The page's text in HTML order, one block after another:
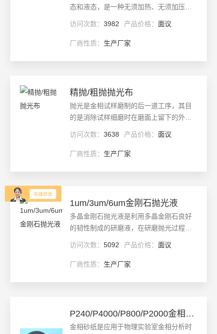
态和液态，是一种无须加热、无须加压、
较高收缩性的普通金相样品特别研制,它的
访问次数： 3982 产品价格： 面议
厂商性质： 生产厂家
更新日期：2025-04-21
精抛/粗抛抛光布
抛光是金相试样磨制的后一道工序，其目
的是消除试样细磨时在磨面上留下的外形
访问次数： 3638 产品价格： 面议
厂商性质： 生产厂家
更新日期：2025-04-21
1um/3um/6um金刚石抛光液
多晶金刚石抛光液是利用多晶金刚石良好
的韧性制成的研磨液，在研磨抛光过程中
广泛用于光学晶体、陶瓷、超硬合金等各
访问次数： 5092 产品价格： 面议
厂商性质： 生产厂家
更新日期：2025-04-21
P240/P4000/P800/P2000金相砂纸
金相砂纸是应用于物理实验室金相分析时